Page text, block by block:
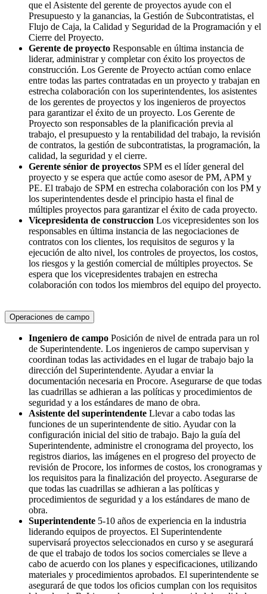
que el Asistente del gerente de proyectos ayude con el
Presupuesto y la ganancias, la Gestión de Subcontratistas, el
Flujo de Caja, la Calidad y Seguridad de la Programación y el
Cierre del Proyecto.
Gerente de proyecto Responsable en última instancia de
liderar, administrar y completar con éxito los proyectos de
construcción. Los Gerente de Proyecto actúan como enlace
entre todas las partes contratadas en un proyecto y trabajan en
estrecha colaboración con los superintendentes, los asistentes
de los gerentes de proyectos y los ingenieros de proyectos
para garantizar el éxito de un proyecto. Los Gerente de
Proyecto son responsables de la planificación previa al
trabajo, el presupuesto y la rentabilidad del trabajo, la revisión
de contratos, la gestión de subcontratistas, la programación, la
calidad, la seguridad y el cierre.
Gerente sénior de proyectos SPM es el líder general del
proyecto y se espera que actúe como asesor de PM, APM y
PE. El trabajo de SPM en estrecha colaboración con los PM y
los superintendentes desde el principio hasta el final de
múltiples proyectos para garantizar el éxito de cada proyecto.
Vicepresidenta de construccion Los vicepresidentes son los
responsables en última instancia de las negociaciones de
contratos con los clientes, los requisitos de seguros y la
ejecución de alto nivel, los controles de proyectos, los costos,
los riesgos y la gestión comercial de múltiples proyectos. Se
espera que los vicepresidentes trabajen en estrecha
colaboración con todos los miembros del equipo del proyecto.
Operaciones de campo
Ingeniero de campo Posición de nivel de entrada para un rol
de Superintendente. Los ingenieros de campo supervisan y
coordinan todas las actividades en el lugar de trabajo bajo la
dirección del Superintendente. Ayudar a enviar la
documentación necesaria en Procore. Asegurarse de que todas
las cuadrillas se adhieran a las políticas y procedimientos de
seguridad y a los estándares de mano de obra.
Asistente del superintendente Llevar a cabo todas las
funciones de un superintendente de sitio. Ayudar con la
configuración inicial del sitio de trabajo. Bajo la guía del
Superintendente, administre el cronograma del proyecto, los
registros diarios, las imágenes en el progreso del proyecto de
revisión de Procore, los informes de costos, los cronogramas y
los requisitos para la finalización del proyecto. Asegurarse de
que todas las cuadrillas se adhieran a las políticas y
procedimientos de seguridad y a los estándares de mano de
obra.
Superintendente 5-10 años de experiencia en la industria
liderando equipos de proyectos. El Superintendente
supervisará proyectos seleccionados en curso y se asegurará
de que el trabajo de todos los socios comerciales se lleve a
cabo de acuerdo con los planes y especificaciones, utilizando
materiales y procedimientos aprobados. El superintendente se
asegurará de que todos los oficios cumplan con los requisitos